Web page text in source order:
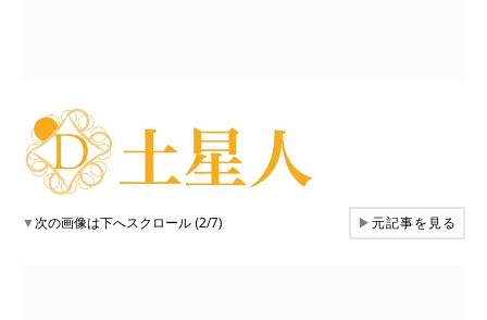
▼次の画像は下へスクロール (2/7) ▶元記事を見る